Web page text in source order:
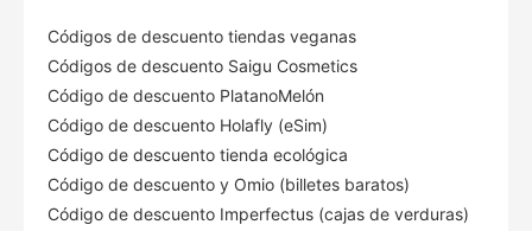
Códigos de descuento tiendas veganas
Códigos de descuento Saigu Cosmetics
Código de descuento PlatanoMelón
Código de descuento Holafly (eSim)
Código de descuento tienda ecológica
Código de descuento y Omio (billetes baratos)
Código de descuento Imperfectus (cajas de verduras)